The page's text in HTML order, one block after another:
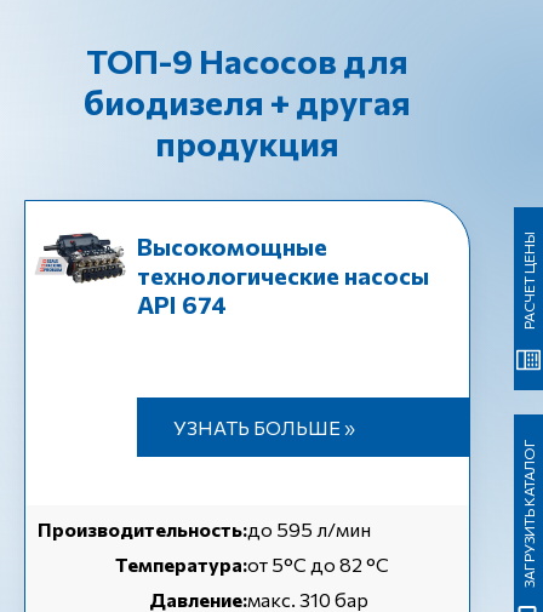
ТОП-9 Насосов для
биодизеля + другая
продукция
Высокомощные
технологические насосы
API 674
УЗНАТЬ БОЛЬШЕ »
Производительность:до 595 л/мин
Температура:от 5°С до 82 °С
Давление:макс. 310 бар
ЗАГРУЗИТЬ КАТАЛОГ
РАСЧЕТ ЦЕНЫ